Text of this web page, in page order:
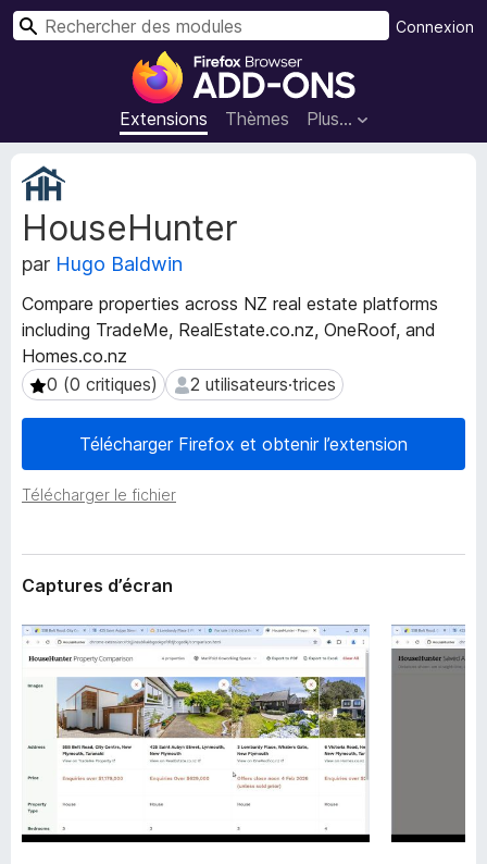
M
o
d
u
u
r
e
n
v
t
r
F
i
r
e
f
o
Extensions Thèmes Plus…
Connexion
R
HouseHunter
par Hugo Baldwin
Compare properties across NZ real estate platforms
including TradeMe, RealEstate.co.nz, OneRoof, and
Homes.co.nz
0 (0 critiques)
0 (0 critiques) 2 utilisateurs·trices
2 utilisateurs·trices
Télécharger Firefox et obtenir l’extension
Télécharger le fichier
M
é
t
a
d
n
n
é
e
s
d
l
’
e
s
Captures d’écran